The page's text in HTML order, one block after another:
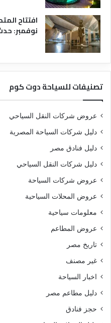
افتتاح
نوفمبر:
تصنيفات للسياحة دوت كوم
عروض شركات النقل السياحي
دليل شركات السياحة المصرية
دليل فنادق مصر
دليل شركات النقل السياحي
عروض شركات السياحة
عروض المحلات السياحية
معلومات سياحية
عروض المطاعم
تاريخ مصر
غير مصنف
اخبار السياحة
دليل مطاعم مصر
حجز فنادق